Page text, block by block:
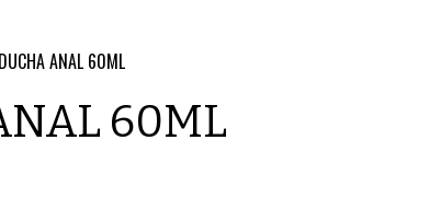
DUCHA ANAL 60ML
60ML